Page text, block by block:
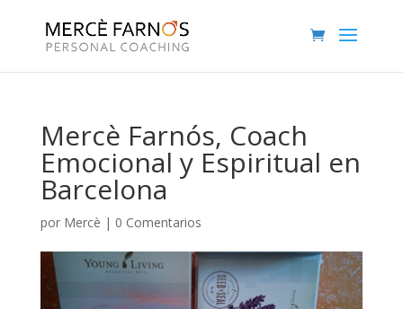
Mercè Farnós, Coach
Emocional y Espiritual en
Barcelona
por Mercè | 0 Comentarios